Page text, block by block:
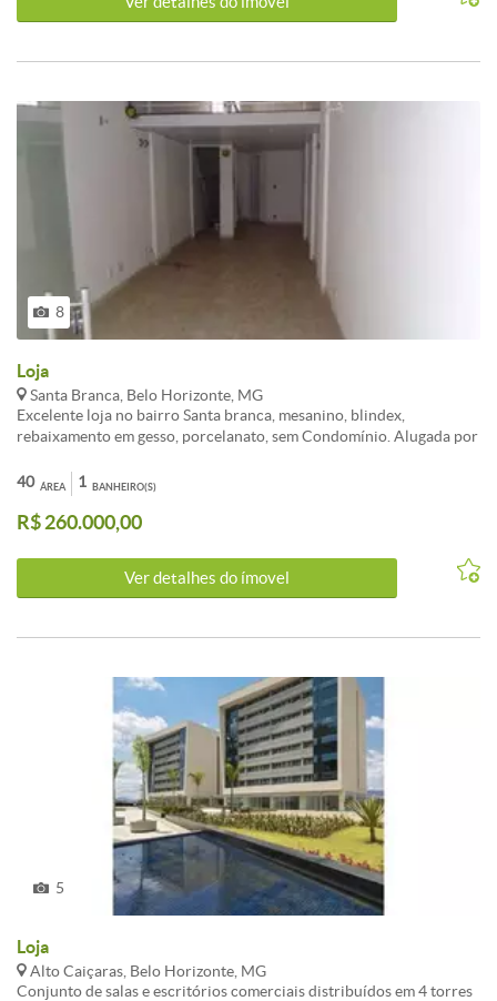
8
Loja
Santa Branca, Belo Horizonte, MG
Excelente loja no bairro Santa branca, mesanino, blindex,
rebaixamento em gesso, porcelanato, sem Condomínio. Alugada por
de pagamento .
ÁREA
40 BANHEIRO(S)
1
R$ 260.000,00
Ver detalhes do ímovel
5
Loja
Alto Caiçaras, Belo Horizonte, MG
Conjunto de salas e escritórios comerciais distribuídos em 4 torres